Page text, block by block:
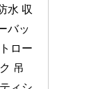
水 収
バッ
ロー
吊